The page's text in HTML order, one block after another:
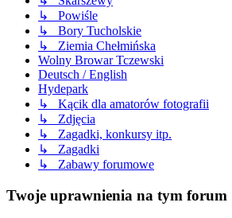
↳ Powiśle
↳ Bory Tucholskie
↳ Ziemia Chełmińska
Wolny Browar Tczewski
Deutsch / English
Hydepark
↳ Kącik dla amatorów fotografii
↳ Zdjęcia
↳ Zagadki, konkursy itp.
↳ Zagadki
↳ Zabawy forumowe
Twoje uprawnienia na tym forum